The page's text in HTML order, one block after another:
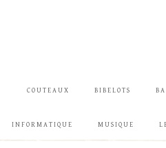
COUTEAUX BIBELOTS
INFORMATIQUE MUSIQUE